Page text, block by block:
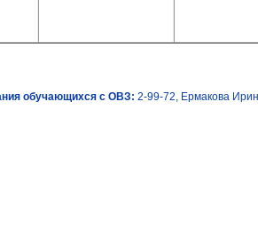
обучающихся с ОВЗ: 2-99-72, Ермакова